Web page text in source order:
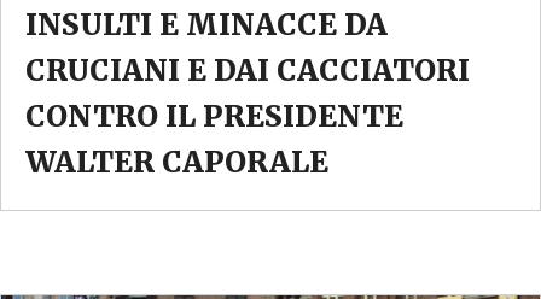
INSULTI E MINACCE DA
CRUCIANI E DAI CACCIATORI
CONTRO IL PRESIDENTE
WALTER CAPORALE